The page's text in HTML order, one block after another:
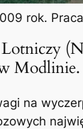
rok.
Modlinie.
na